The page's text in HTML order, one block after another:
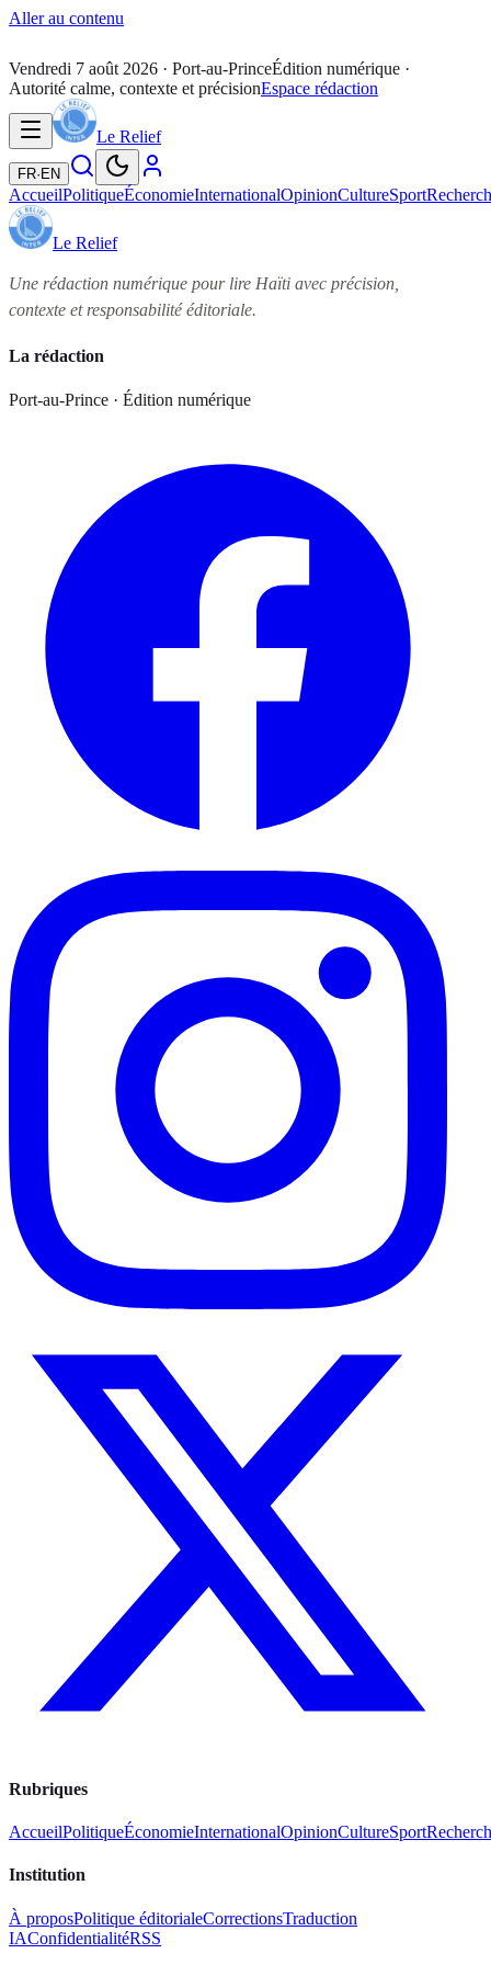
Aller au contenu
Vendredi 7 août 2026 · Port-au-PrinceÉdition numérique ·
Autorité calme, contexte et précisionEspace rédaction
Le Relief
FR· EN
AccueilPolitiqueÉconomieInternationalOpinionCultureSport
Le Relief
Une rédaction numérique pour lire Haïti avec précision,
contexte et responsabilité éditoriale.
La rédaction
Port-au-Prince · Édition numérique
Rubriques
AccueilPolitiqueÉconomieInternationalOpinionCultureSport
Institution
À proposPolitique éditorialeCorrectionsTraduction
IAConfidentialitéRSS